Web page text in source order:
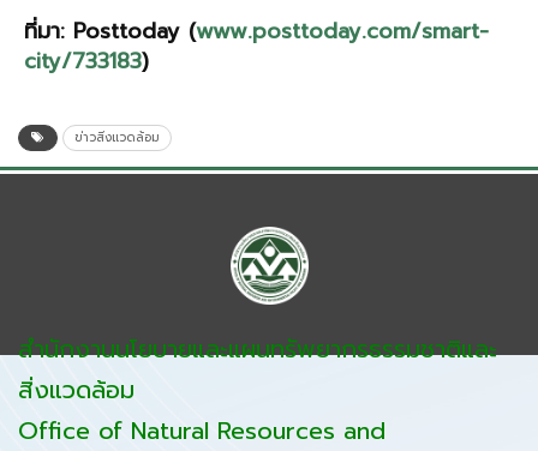
ที่มา: Posttoday (www.posttoday.com/smart-
city/733183)
ข่าวสิ่งแวดล้อม
สำนักงานนโยบายและแผนทรัพยากรธรรมชาติและ
สิ่งแวดล้อม
Office of Natural Resources and